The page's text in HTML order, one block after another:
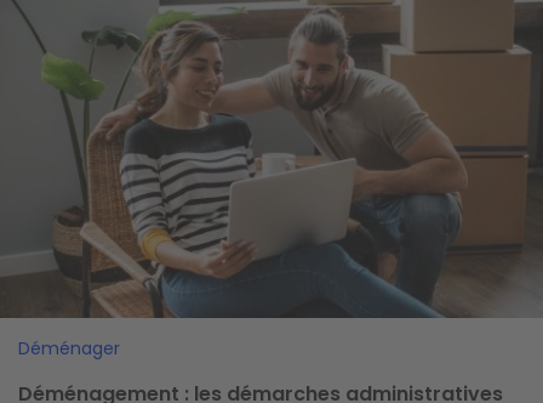
Déménager
Déménagement : les démarches administratives